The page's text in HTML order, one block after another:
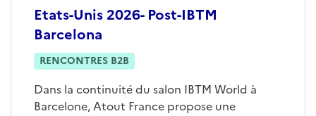
Etats-Unis 2026- Post-IBTM
Barcelona
RENCONTRES B2B
Dans la continuité du salon IBTM World à
Barcelone, Atout France propose une